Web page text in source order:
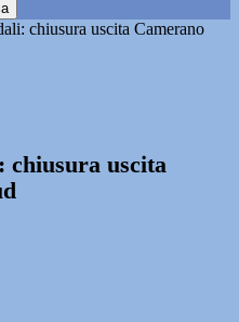
chiusura uscita Camerano
chiusura uscita